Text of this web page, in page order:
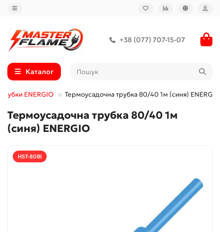
+38 (077) 707-15-07
Каталог
ENERGIO Термоусадочна трубка 80/40 1м (синя) ENERGIO
Термоусадочна трубка 80/40 1м
(синя) ENERGIO
HST-80Bl